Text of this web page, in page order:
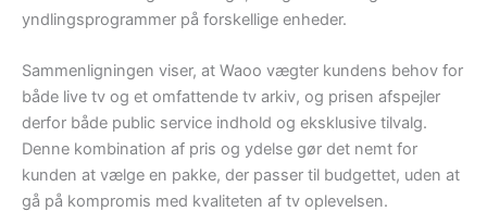
yndlingsprogrammer på forskellige enheder.
Sammenligningen viser, at Waoo vægter kundens behov for
både live tv og et omfattende tv arkiv, og prisen afspejler
derfor både public service indhold og eksklusive tilvalg.
Denne kombination af pris og ydelse gør det nemt for
kunden at vælge en pakke, der passer til budgettet, uden at
gå på kompromis med kvaliteten af tv oplevelsen.